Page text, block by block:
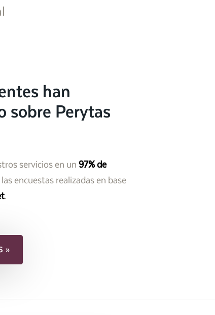
han
sobre Perytas
servicios en un 97% de
encuestas realizadas en base
.
»